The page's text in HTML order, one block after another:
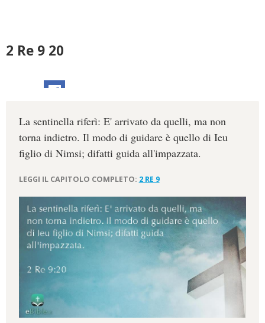
2 Re 9 20
La sentinella riferì: E' arrivato da quelli, ma non
torna indietro. Il modo di guidare è quello di Ieu
figlio di Nimsi; difatti guida all'impazzata.
LEGGI IL CAPITOLO COMPLETO: 2 RE 9